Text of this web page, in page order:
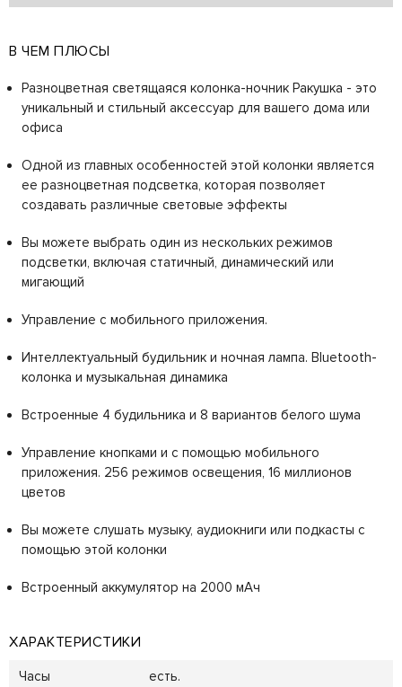
В ЧЕМ ПЛЮСЫ
Разноцветная светящаяся колонка-ночник Ракушка - это
уникальный и стильный аксессуар для вашего дома или
офиса
Одной из главных особенностей этой колонки является
ее разноцветная подсветка, которая позволяет
создавать различные световые эффекты
Вы можете выбрать один из нескольких режимов
подсветки, включая статичный, динамический или
мигающий
Управление с мобильного приложения.
Интеллектуальный будильник и ночная лампа. Bluetooth-
колонка и музыкальная динамика
Встроенные 4 будильника и 8 вариантов белого шума
Управление кнопками и с помощью мобильного
приложения. 256 режимов освещения, 16 миллионов
цветов
Вы можете слушать музыку, аудиокниги или подкасты с
помощью этой колонки
Встроенный аккумулятор на 2000 мАч
ХАРАКТЕРИСТИКИ
Часы есть.